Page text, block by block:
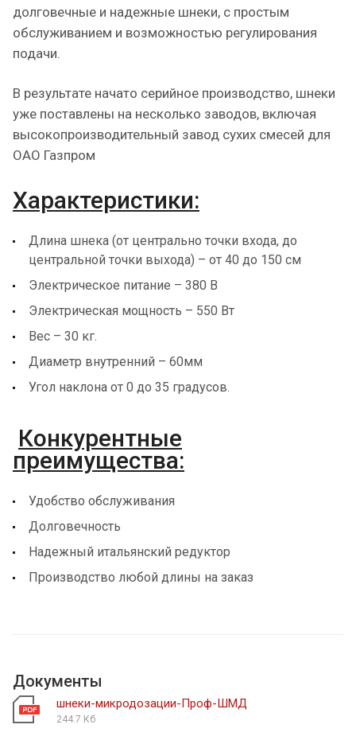
долговечные и надежные шнеки, с простым
обслуживанием и возможностью регулирования
подачи.
В результате начато серийное производство, шнеки
уже поставлены на несколько заводов, включая
высокопроизводительный завод сухих смесей для
ОАО Газпром
Характеристики:
Длина шнека (от центрально точки входа, до
центральной точки выхода) – от 40 до 150 см
Электрическое питание – 380 В
Электрическая мощность – 550 Вт
Вес – 30 кг.
Диаметр внутренний – 60мм
Угол наклона от 0 до 35 градусов.
Конкурентные
преимущества:
Удобство обслуживания
Долговечность
Надежный итальянский редуктор
Производство любой длины на заказ
Документы
шнеки-микродозации-Проф-ШМД
244.7 Кб